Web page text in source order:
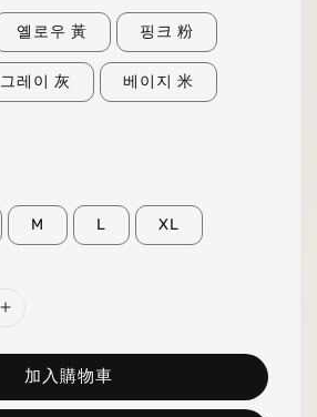
옐로우 黃 핑크 粉
그레이 灰 베이지 米
M L XL
加入購物車